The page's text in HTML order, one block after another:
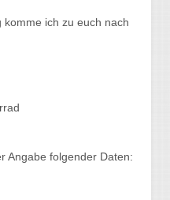
ich zu euch nach
Angabe folgender Daten: